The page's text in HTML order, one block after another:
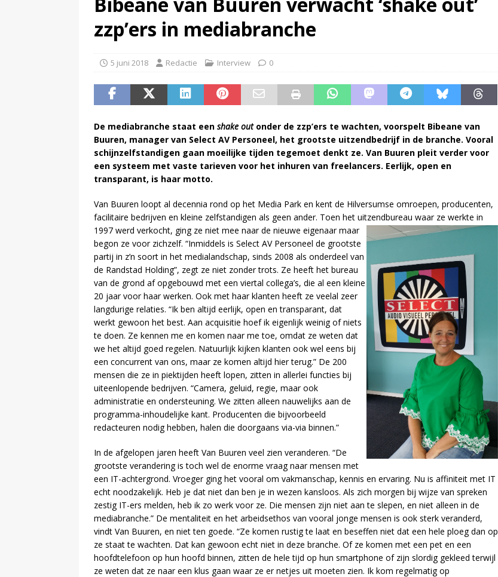
(Televisie wint snel terrein als apparaat voor podcasts)
zzp’ers in mediabranche
5 juni 2018 Redactie Interview 0
De mediabranche staat een shake outonder de zzp’ers te wachten, voorspelt Bibeane van
Buuren, manager van Select AV Personeel, het grootste uitzendbedrijf in de branche. Vooral
schijnzelfstandigen gaan moeilijke tijden tegemoet denkt ze. Van Buuren pleit verder voor
een systeem met vaste tarieven voor het inhuren van freelancers. Eerlijk, open en
transparant, is haar motto.
Van Buuren loopt al decennia rond op het Media Park en kent de Hilversumse omroepen, producenten,
facilitaire bedrijven en kleine zelfstandigen als geen ander. Toen het uitzendbureau waar ze werkte in
1997 werd verkocht, ging ze niet mee naar de nieuwe eigenaar maar
begon ze voor zichzelf. “Inmiddels is Select AV Personeel de grootste
partij in z’n soort in het medialandschap, sinds 2008 als onderdeel van
de Randstad Holding”, zegt ze niet zonder trots. Ze heeft het bureau
van de grond af opgebouwd met een viertal collega’s, die al een kleine
20 jaar voor haar werken. Ook met haar klanten heeft ze veelal zeer
langdurige relaties. “Ik ben altijd eerlijk, open en transparant, dat
werkt gewoon het best. Aan acquisitie hoef ik eigenlijk weinig of niets
te doen. Ze kennen me en komen naar me toe, omdat ze weten dat
we het altijd goed regelen. Natuurlijk kijken klanten ook wel eens bij
een concurrent van ons, maar ze komen altijd hier terug.” De 200
mensen die ze in piektijden heeft lopen, zitten in allerlei functies bij
uiteenlopende bedrijven. “Camera, geluid, regie, maar ook
administratie en ondersteuning. We zitten alleen nauwelijks aan de
programma-inhoudelijke kant. Producenten die bijvoorbeeld
redacteuren nodig hebben, halen die doorgaans via-via binnen.”
In de afgelopen jaren heeft Van Buuren veel zien veranderen. “De
grootste verandering is toch wel de enorme vraag naar mensen met
een IT-achtergrond. Vroeger ging het vooral om vakmanschap, kennis en ervaring. Nu is affiniteit met IT
echt noodzakelijk. Heb je dat niet dan ben je in wezen kansloos. Als zich morgen bij wijze van spreken
zestig IT-ers melden, heb ik zo werk voor ze. Die mensen zijn niet aan te slepen, en niet alleen in de
mediabranche.” De mentaliteit en het arbeidsethos van vooral jonge mensen is ook sterk veranderd,
vindt Van Buuren, en niet ten goede. “Ze komen rustig te laat en beseffen niet dat een hele ploeg dan op
ze staat te wachten. Dat kan gewoon echt niet in deze branche. Of ze komen met een pet en een
hoofdtelefoon op hun hoofd binnen, zitten de hele tijd op hun smartphone of zijn slordig gekleed terwijl
ze weten dat ze naar een klus gaan waar ze er netjes uit moeten zien. Ik kom regelmatig op